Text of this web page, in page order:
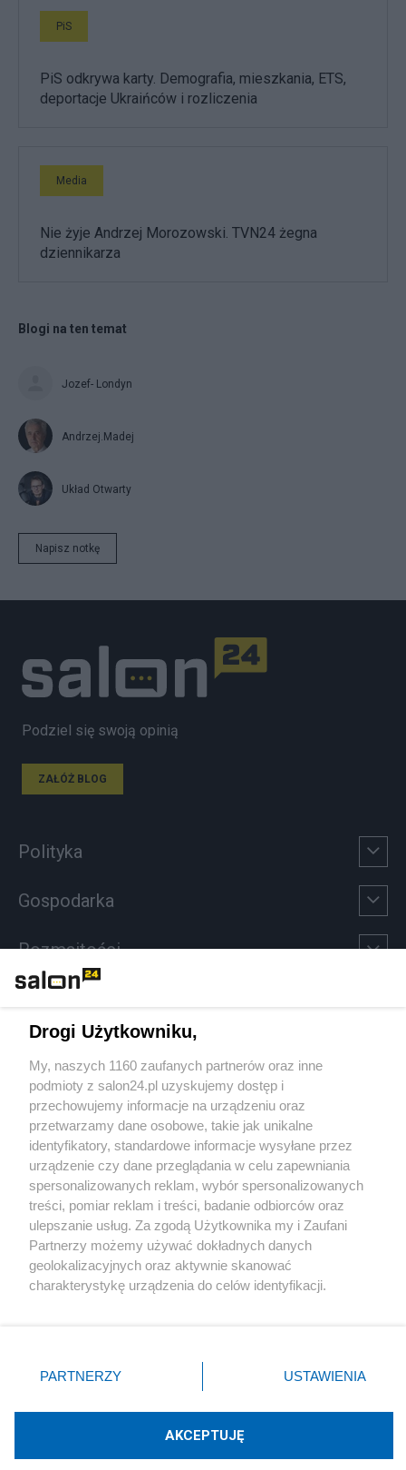
PiS
PiS odkrywa karty. Demografia, mieszkania, ETS,
deportacje Ukraińców i rozliczenia
Media
Nie żyje Andrzej Morozowski. TVN24 żegna
dziennikarza
Blogi na ten temat
Jozef- Londyn
Andrzej.Madej
Układ Otwarty
Napisz notkę
Podziel się swoją opinią
ZAŁÓŻ BLOG
Polityka
Gospodarka
Rozmaitości
Sport
Społeczeństwo
Kultura
X Facebook Instagram Youtube
Technologię dostarcza:W3media.pl
Drogi Użytkowniku,
My, naszych 1160 zaufanych partnerów oraz inne
podmioty z salon24.pl uzyskujemy dostęp i
przechowujemy informacje na urządzeniu oraz
przetwarzamy dane osobowe, takie jak unikalne
identyfikatory, standardowe informacje wysyłane przez
urządzenie czy dane przeglądania w celu zapewniania
spersonalizowanych reklam, wybór spersonalizowanych
treści, pomiar reklam i treści, badanie odbiorców oraz
ulepszanie usług. Za zgodą Użytkownika my i Zaufani
Partnerzy możemy używać dokładnych danych
geolokalizacyjnych oraz aktywnie skanować
charakterystykę urządzenia do celów identyfikacji.
zmienić/wycofać klikając przycisk ustawień prywatności
znajdujący się w lewym dolnym rogu strony
rodzaje przetwarzania danych nie wymagają zgody
użytkownika, ale masz prawo sprzeciwić się takiemu
PARTNERZY USTAWIENIA
AKCEPTUJĘ